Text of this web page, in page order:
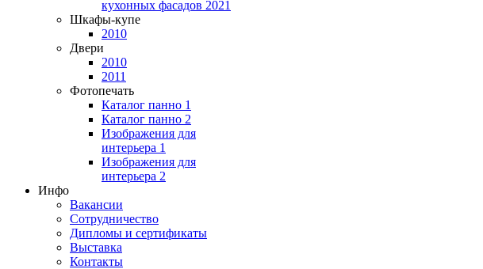
кухонных фасадов 2021
Шкафы-купе
2010
Двери
2010
2011
Фотопечать
Каталог панно 1
Каталог панно 2
Изображения для
интерьера 1
Изображения для
интерьера 2
Инфо
Вакансии
Сотрудничество
Дипломы и сертификаты
Выставка
Контакты